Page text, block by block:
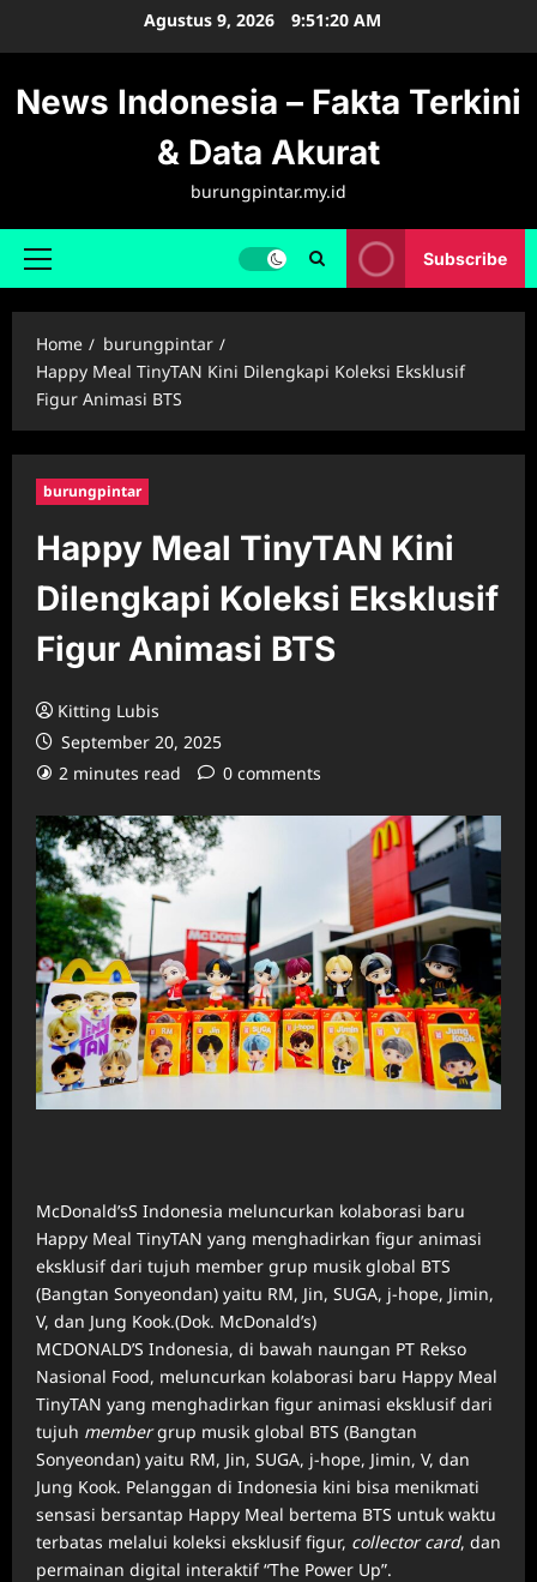
Agustus 9, 2026 9:51:21 AM
News Indonesia – Fakta Terkini
& Data Akurat
burungpintar.my.id
Primary
Subscribe
Home
burungpintar
Happy Meal TinyTAN Kini Dilengkapi Koleksi Eksklusif
Figur Animasi BTS
burungpintar
Happy Meal TinyTAN Kini
Dilengkapi Koleksi Eksklusif
Figur Animasi BTS
Kitting Lubis
September 20, 2025
2 minutes read
0 comments
McDonald’sS Indonesia meluncurkan kolaborasi baru
Happy Meal TinyTAN yang menghadirkan figur animasi
eksklusif dari tujuh member grup musik global BTS
(Bangtan Sonyeondan) yaitu RM, Jin, SUGA, j-hope, Jimin,
V, dan Jung Kook.(Dok. McDonald’s)
MCDONALD’S Indonesia, di bawah naungan PT Rekso
Nasional Food, meluncurkan kolaborasi baru Happy Meal
TinyTAN yang menghadirkan figur animasi eksklusif dari
tujuh membergrup musik global BTS (Bangtan
Sonyeondan) yaitu RM, Jin, SUGA, j-hope, Jimin, V, dan
Jung Kook. Pelanggan di Indonesia kini bisa menikmati
sensasi bersantap Happy Meal bertema BTS untuk waktu
terbatas melalui koleksi eksklusif figur, collector card, dan
permainan digital interaktif “The Power Up”.